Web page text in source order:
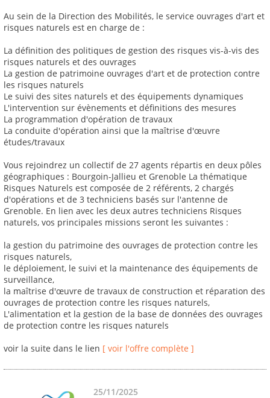
Au sein de la Direction des Mobilités, le service ouvrages d'art et
risques naturels est en charge de :
La définition des politiques de gestion des risques vis-à-vis des
risques naturels et des ouvrages
La gestion de patrimoine ouvrages d'art et de protection contre
les risques naturels
Le suivi des sites naturels et des équipements dynamiques
L'intervention sur évènements et définitions des mesures
La programmation d'opération de travaux
La conduite d'opération ainsi que la maîtrise d'œuvre
études/travaux
Vous rejoindrez un collectif de 27 agents répartis en deux pôles
géographiques : Bourgoin-Jallieu et Grenoble La thématique
Risques Naturels est composée de 2 référents, 2 chargés
d'opérations et de 3 techniciens basés sur l'antenne de
Grenoble. En lien avec les deux autres techniciens Risques
naturels, vos principales missions seront les suivantes :
la gestion du patrimoine des ouvrages de protection contre les
risques naturels,
le déploiement, le suivi et la maintenance des équipements de
surveillance,
la maîtrise d'œuvre de travaux de construction et réparation des
ouvrages de protection contre les risques naturels,
L'alimentation et la gestion de la base de données des ouvrages
de protection contre les risques naturels
voir la suite dans le lien [ voir l'offre complète ]
25/11/2025